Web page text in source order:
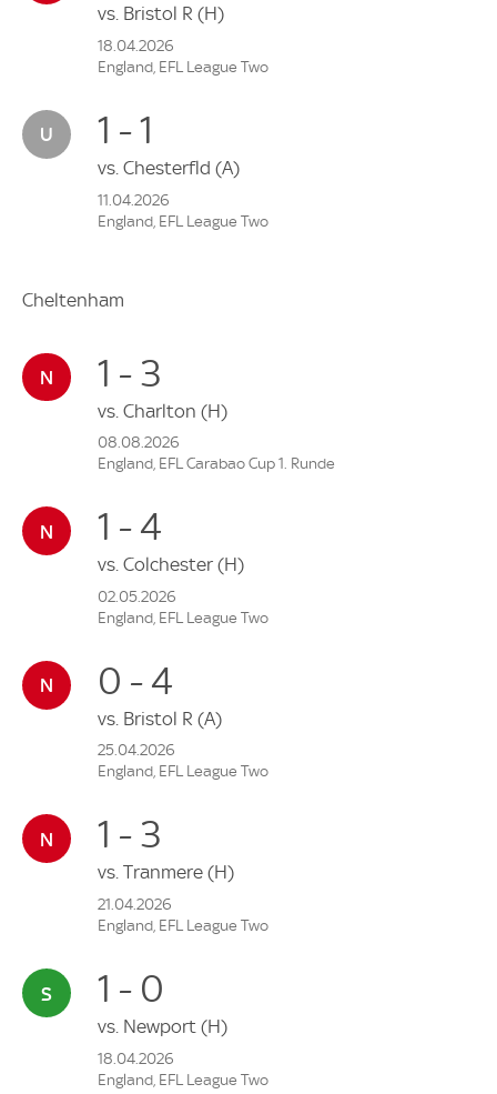
vs. Bristol R (H)
18.04.2026
England, EFL League Two
1 - 1
vs. Chesterfld (A)
11.04.2026
England, EFL League Two
Cheltenham
1 - 3
vs. Charlton (H)
08.08.2026
England, EFL Carabao Cup 1. Runde
1 - 4
vs. Colchester (H)
02.05.2026
England, EFL League Two
0 - 4
vs. Bristol R (A)
25.04.2026
England, EFL League Two
1 - 3
vs. Tranmere (H)
21.04.2026
England, EFL League Two
1 - 0
vs. Newport (H)
18.04.2026
England, EFL League Two